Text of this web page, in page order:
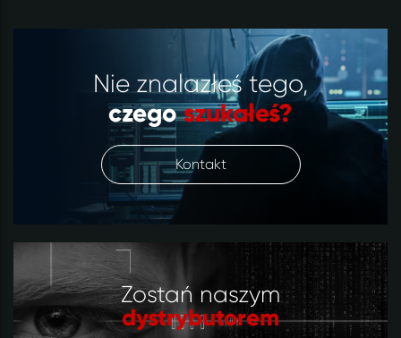
Nie znalazłeś tego,
czego szukałeś?
Kontakt
Zostań naszym
dystrybutorem